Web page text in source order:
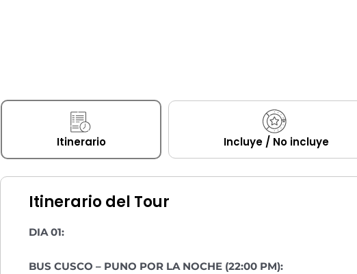
Itinerario Incluye / No incluye
Itinerario del Tour
DIA 01:
BUS CUSCO – PUNO POR LA NOCHE (22:00 PM):